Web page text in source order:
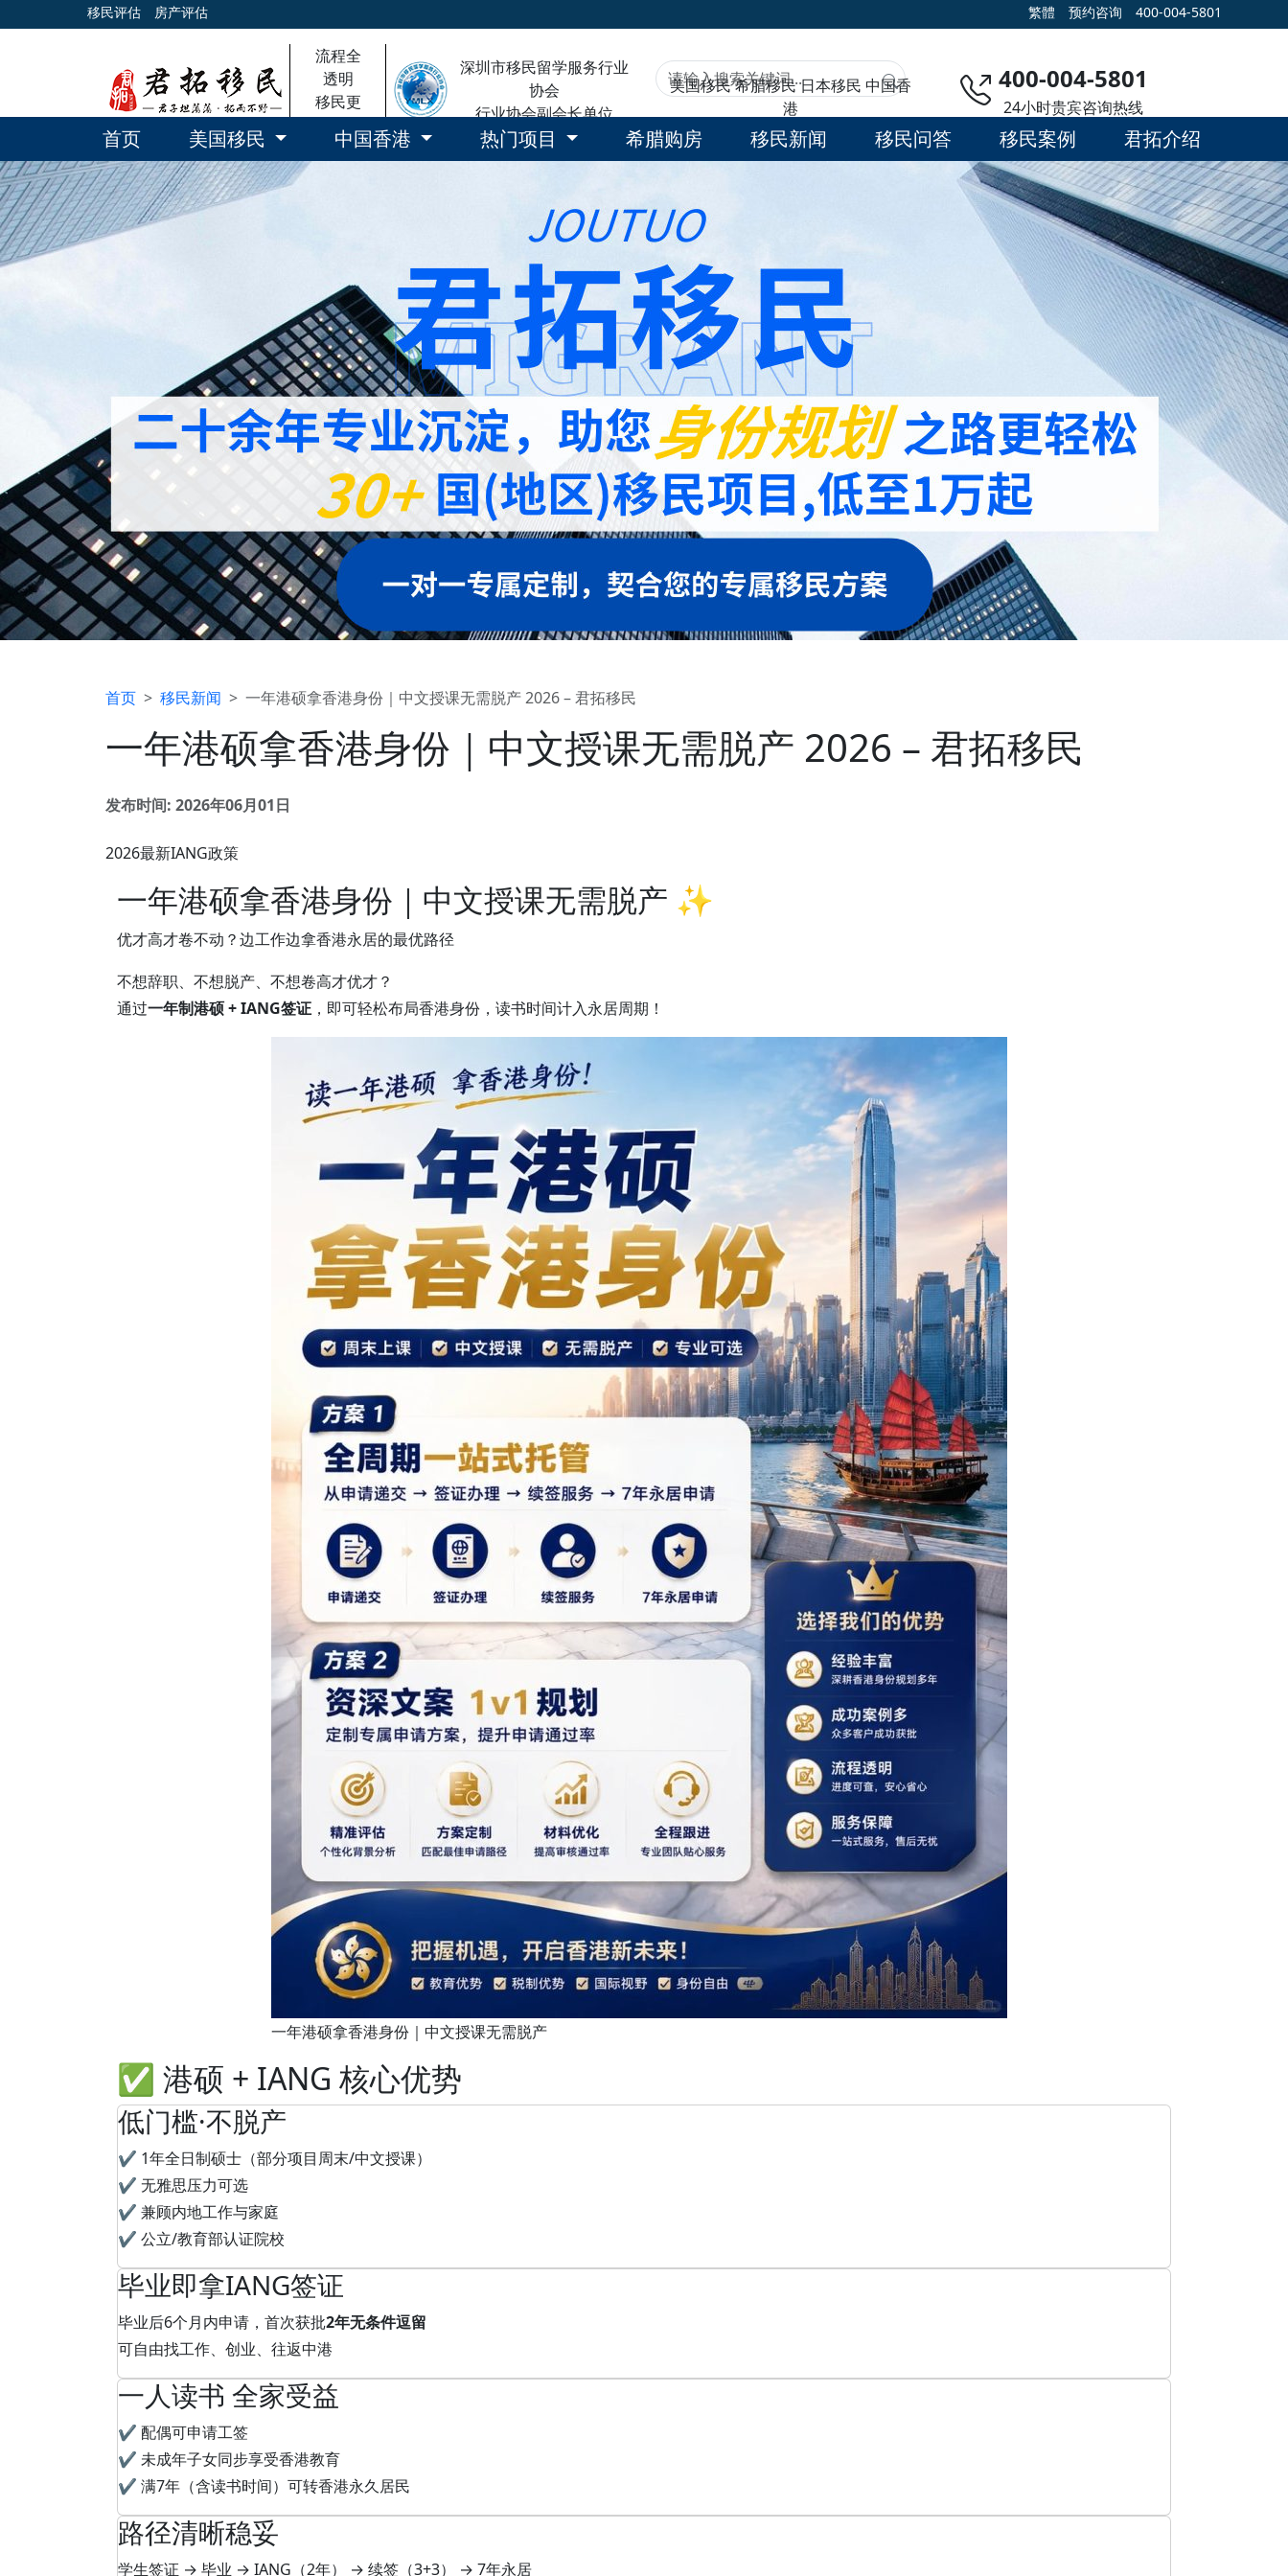
移民评估 房产评估 繁體 预约咨询 400-004-5801
流程全
透明
移民更
放心
深圳市移民留学服务行业
协会
行业协会副会长单位
美国移民希腊移民日本移民 中国香
港
400-004-5801
24小时贵宾咨询热线
首页 美国移民 中国香港 热门项目 希腊购房 移民新闻 移民问答 移民案例 君拓介绍
首页 移民新闻 一年港硕拿香港身份｜中文授课无需脱产 2026 – 君拓移民
一年港硕拿香港身份｜中文授课无需脱产 2026 – 君拓移民
发布时间: 2026年06月01日
2026最新IANG政策
一年港硕拿香港身份｜中文授课无需脱产 ✨
优才高才卷不动？边工作边拿香港永居的最优路径
不想辞职、不想脱产、不想卷高才优才？
通过一年制港硕 + IANG签证 ，即可轻松布局香港身份，读书时间计入永居周期！
一年港硕拿香港身份｜中文授课无需脱产
✅ 港硕 + IANG 核心优势
低门槛·不脱产
✔️ 1年全日制硕士（部分项目周末/中文授课）
✔️ 无雅思压力可选
✔️ 兼顾内地工作与家庭
✔️ 公立/教育部认证院校
毕业即拿IANG签证
毕业后6个月内申请，首次获批2年无条件逗留
可自由找工作、创业、往返中港
一人读书 全家受益
✔️ 配偶可申请工签
✔️ 未成年子女同步享受香港教育
✔️ 满7年（含读书时间）可转香港永久居民
路径清晰稳妥
学生签证 → 毕业 → IANG（2年） → 续签（3+3） → 7年永居